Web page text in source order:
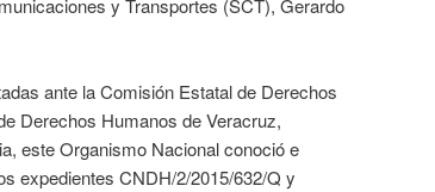
ante la Comisión Estatal de Derechos
Derechos Humanos de Veracruz,
este Organismo Nacional conoció e
expedientes CNDH/2/2015/632/Q y